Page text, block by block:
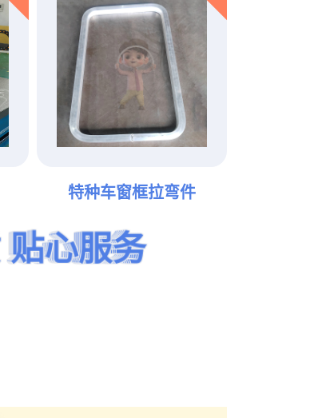
2012年获得型材
拉弯质量管理体系
认证
点击查看
中国建筑装饰协会
门窗幕墙钢结构委
特种车窗框拉弯件
心服务
心服务
心服务
心服务
心服务
贴心服务